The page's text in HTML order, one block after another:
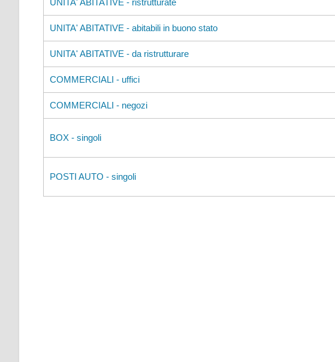
UNITA' ABITATIVE - abitabili in buono stato
UNITA' ABITATIVE - da ristrutturare
COMMERCIALI - uffici
COMMERCIALI - negozi
BOX - singoli
POSTI AUTO - singoli